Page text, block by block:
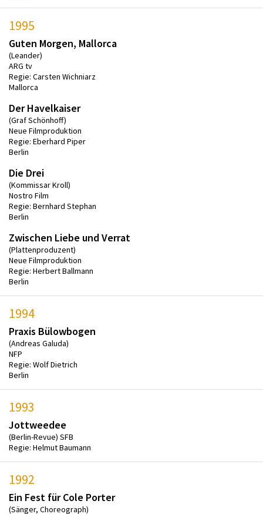
1995
Guten Morgen, Mallorca
(Leander)
ARG tv
Regie: Carsten Wichniarz
Mallorca
Der Havelkaiser
(Graf Schönhoff)
Neue Filmproduktion
Regie: Eberhard Piper
Berlin
Die Drei
(Kommissar Kroll)
Nostro Film
Regie: Bernhard Stephan
Berlin
Zwischen Liebe und Verrat
(Plattenproduzent)
Neue Filmproduktion
Regie: Herbert Ballmann
Berlin
1994
Praxis Bülowbogen
(Andreas Galuda)
NFP
Regie: Wolf Dietrich
Berlin
1993
Jottweedee
(Berlin-Revue) SFB
Regie: Helmut Baumann
1992
Ein Fest für Cole Porter
(Sänger, Choreograph)